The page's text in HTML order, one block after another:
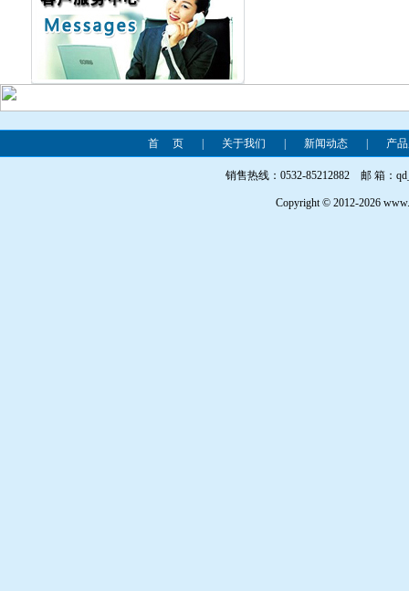
首 页 关于我们 新闻动态 产
销售热线：0532-85212882 邮 箱：
Copyright © 2012-2026